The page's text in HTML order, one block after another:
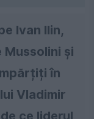
Ivan Ilin,
și
în
Vladimir
ce liderul